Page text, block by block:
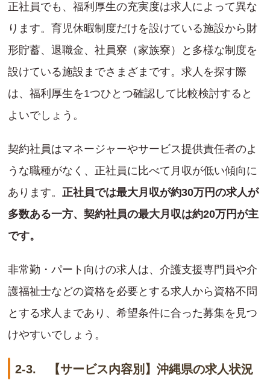
正社員でも、福利厚生の充実度は求人によって異な
ります。育児休暇制度だけを設けている施設から財
形貯蓄、退職金、社員寮（家族寮）と多様な制度を
設けている施設までさまざまです。求人を探す際
は、福利厚生を1つひとつ確認して比較検討すると
よいでしょう。
契約社員はマネージャーやサービス提供責任者のよ
うな職種がなく、正社員に比べて月収が低い傾向に
あります。 正社員では最大月収が約30万円の求人が
多数ある一方、契約社員の最大月収は約20万円が主
です。
非常勤・パート向けの求人は、介護支援専門員や介
護福祉士などの資格を必要とする求人から資格不問
とする求人まであり、希望条件に合った募集を見つ
けやすいでしょう。
2-3. 【サービス内容別】沖縄県の求人状況